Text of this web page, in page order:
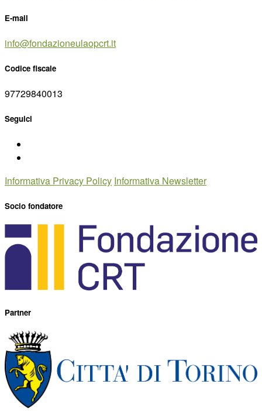
E-mail
info@fondazioneulaopcrt.it
Codice fiscale
97729840013
Seguici
Informativa Privacy Policy Informativa Newsletter
Socio fondatore
Partner